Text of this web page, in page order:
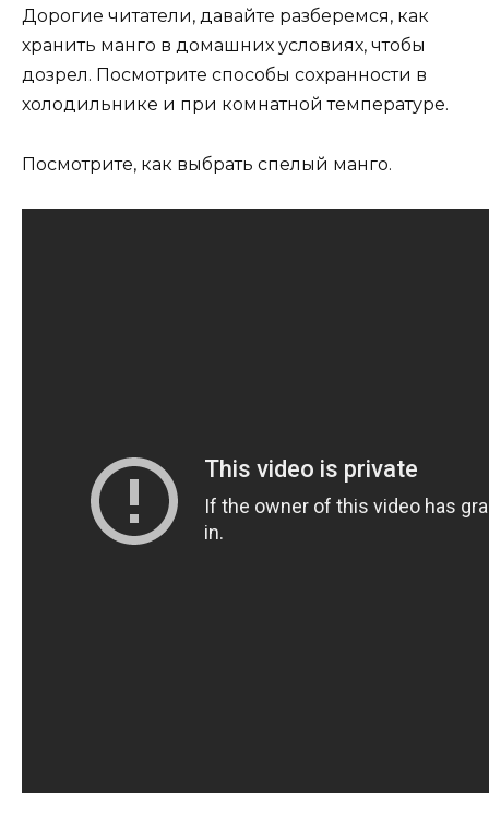
Дорогие читатели, давайте разберемся, как
хранить манго в домашних условиях, чтобы
дозрел. Посмотрите способы сохранности в
холодильнике и при комнатной температуре.
Посмотрите, как выбрать спелый манго.